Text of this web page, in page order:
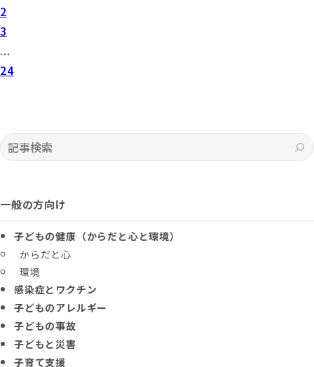
2
3
...
24
記事検索
一般の方向け
子どもの健康（からだと心と環境）
からだと心
環境
感染症とワクチン
子どものアレルギー
子どもの事故
子どもと災害
子育て支援